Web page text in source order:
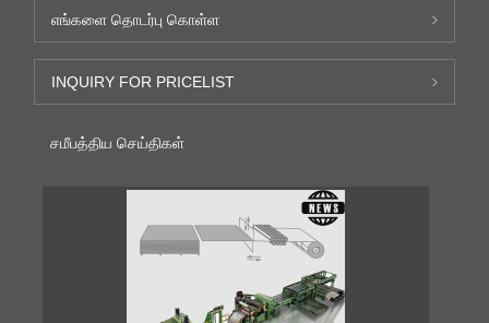
எங்களை தொடர்பு கொள்ள
INQUIRY FOR PRICELIST
சமீபத்திய செய்திகள்